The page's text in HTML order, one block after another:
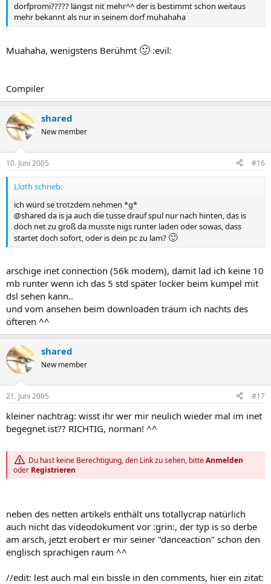
dorfpromi????? längst nit mehr^^ der is bestimmt schon weitaus
mehr bekannt als nur in seinem dorf muhahaha
Muahaha, wenigstens Berühmt 🙂 :evil:
Compiler
shared
New member
10. Juni 2005 #16
Lloth schrieb:
ich würd se trotzdem nehmen *g*
@shared da is ja auch die tusse drauf spul nur nach hinten, das is
doch net zu groß da musste nigs runter laden oder sowas, dass
startet doch sofort, oder is dein pc zu lam? 🙂
arschige inet connection (56k modem), damit lad ich keine 10
mb runter wenn ich das 5 std später locker beim kumpel mit
dsl sehen kann..
und vom ansehen beim downloaden träum ich nachts des
öfteren ^^
shared
New member
21. Juni 2005 #17
kleiner nachtrag: wisst ihr wer mir neulich wieder mal im inet
begegnet ist?? RICHTIG, norman! ^^
Du hast keine Berechtigung, den Link zu sehen, bitteAnmelden
oder Registrieren
neben des netten artikels enthält uns totallycrap natürlich
auch nicht das videodokument vor :grin:, der typ is so derbe
am arsch, jetzt erobert er mir seiner "danceaction" schon den
englisch sprachigen raum ^^
//edit: lest auch mal ein bissle in den comments, hier ein zitat: